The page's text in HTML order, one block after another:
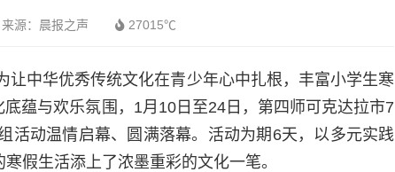
源：晨报之声 27015℃
中华优秀传统文化在青少年心中扎根，丰富小学生寒
蕴与欢乐氛围，1月10日至24日，第四师可克达拉市7
活动温情启幕、圆满落幕。活动为期6天，以多元实践
假生活添上了浓墨重彩的文化一笔。